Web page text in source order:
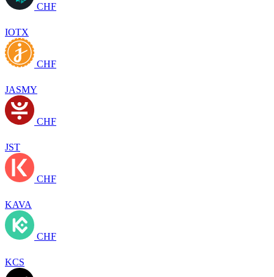
CHF
IOTX
CHF
JASMY
CHF
JST
CHF
KAVA
CHF
KCS